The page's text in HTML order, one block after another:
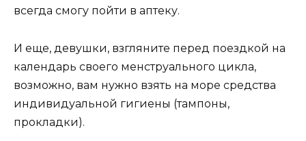
всегда смогу пойти в аптеку.
И еще, девушки, взгляните перед поездкой на
календарь своего менструального цикла,
возможно, вам нужно взять на море средства
индивидуальной гигиены (тампоны,
прокладки).